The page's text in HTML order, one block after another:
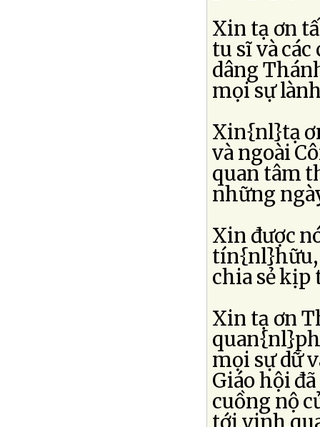
Xin tạ ơn
tu sĩ và
dâng
mọi sự
Xin{nl}tạ
và ngoài
quan tâm
những
Xin được
tín{nl}hữu,
chia sẻ
Xin tạ ơn
mọi sự dữ
Giáo hội
cuồng nộ
tới vinh